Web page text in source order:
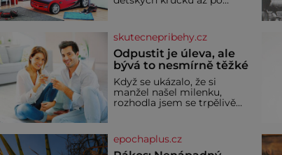
bezpečí, kreativitu,
soustředění i odpočinek a
reaguje na každou etapu
života a specifické potřeby
dítěte. Pro nejmenší je
klíčová jednoduchost,
měkkost a bezpečí, proto
by pokoj miminka měl
skutecnepribehy.cz
Odpustit je úleva, ale
bývá to nesmírně těžké
Když se ukázalo, že si
manžel našel milenku,
rozhodla jsem se trpělivě
rodině. Možná je to jedna z
nejtěžších věcí na světě. Ale
epochaplus.cz